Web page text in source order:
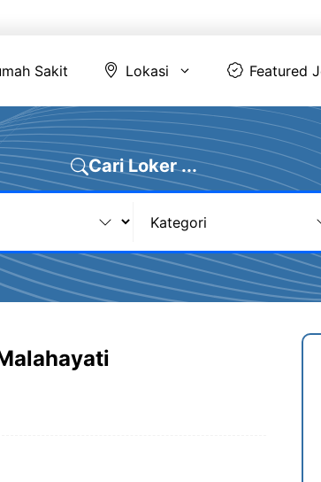
Sakit Lokasi Featured
Cari Loker ...